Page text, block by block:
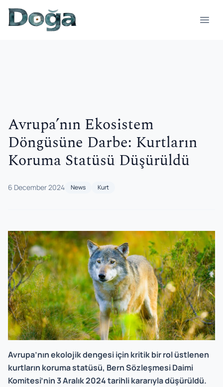
Skip to content
Avrupa’nın Ekosistem
Döngüsüne Darbe: Kurtların
Koruma Statüsü Düşürüldü
6 December 2024 News Kurt
Avrupa’nın ekolojik dengesi için kritik bir rol üstlenen
kurtların koruma statüsü, Bern Sözleşmesi Daimi
Komitesi’nin 3 Aralık 2024 tarihli kararıyla düşürüldü.